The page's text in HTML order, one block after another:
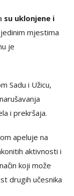
su uklonjene i
mjestima
je
Sadu i Užicu,
i prekršaja.
apeluje na
aktivnosti i
koji može
drugih učesnika